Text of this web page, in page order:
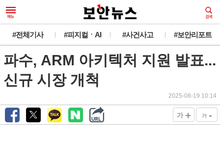
#전체기사 #피지컬ㆍAI #사건사고 #보안리포트
파수, ARM 아키텍처 지원 발표...
신규 시장 개척
2025-08-19 10:14
가 + 가 -